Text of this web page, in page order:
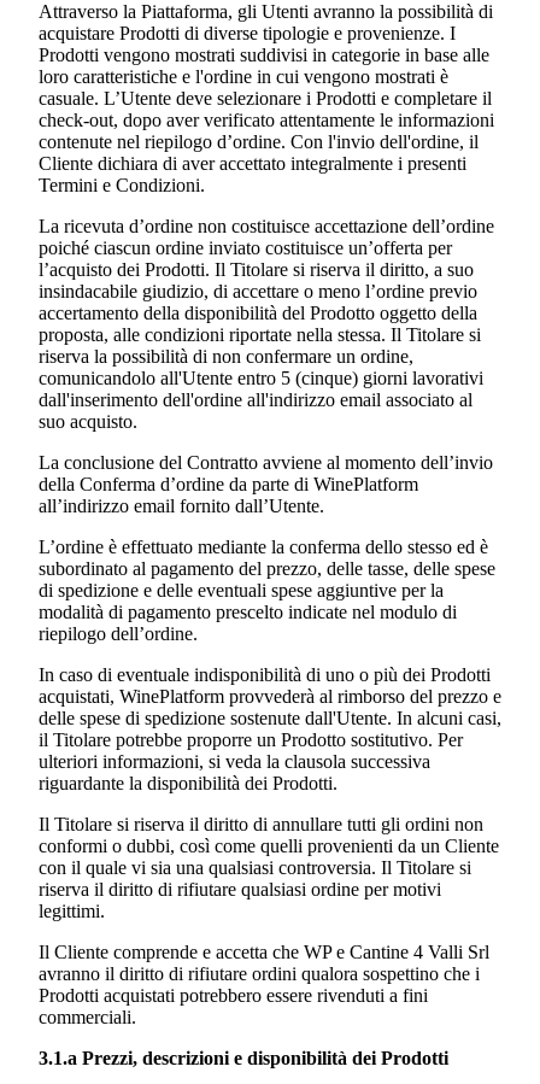
Attraverso la Piattaforma, gli Utenti avranno la possibilità di
acquistare Prodotti di diverse tipologie e provenienze. I
Prodotti vengono mostrati suddivisi in categorie in base alle
loro caratteristiche e l'ordine in cui vengono mostrati è
casuale. L’Utente deve selezionare i Prodotti e completare il
check-out, dopo aver verificato attentamente le informazioni
contenute nel riepilogo d’ordine. Con l'invio dell'ordine, il
Cliente dichiara di aver accettato integralmente i presenti
Termini e Condizioni.
La ricevuta d’ordine non costituisce accettazione dell’ordine
poiché ciascun ordine inviato costituisce un’offerta per
l’acquisto dei Prodotti. Il Titolare si riserva il diritto, a suo
insindacabile giudizio, di accettare o meno l’ordine previo
accertamento della disponibilità del Prodotto oggetto della
proposta, alle condizioni riportate nella stessa. Il Titolare si
riserva la possibilità di non confermare un ordine,
comunicandolo all'Utente entro 5 (cinque) giorni lavorativi
dall'inserimento dell'ordine all'indirizzo email associato al
suo acquisto.
La conclusione del Contratto avviene al momento dell’invio
della Conferma d’ordine da parte di WinePlatform
all’indirizzo email fornito dall’Utente.
L’ordine è effettuato mediante la conferma dello stesso ed è
subordinato al pagamento del prezzo, delle tasse, delle spese
di spedizione e delle eventuali spese aggiuntive per la
modalità di pagamento prescelto indicate nel modulo di
riepilogo dell’ordine.
In caso di eventuale indisponibilità di uno o più dei Prodotti
acquistati, WinePlatform provvederà al rimborso del prezzo e
delle spese di spedizione sostenute dall'Utente. In alcuni casi,
il Titolare potrebbe proporre un Prodotto sostitutivo. Per
ulteriori informazioni, si veda la clausola successiva
riguardante la disponibilità dei Prodotti.
Il Titolare si riserva il diritto di annullare tutti gli ordini non
conformi o dubbi, così come quelli provenienti da un Cliente
con il quale vi sia una qualsiasi controversia. Il Titolare si
riserva il diritto di rifiutare qualsiasi ordine per motivi
legittimi.
Il Cliente comprende e accetta che WP e Cantine 4 Valli Srl
avranno il diritto di rifiutare ordini qualora sospettino che i
Prodotti acquistati potrebbero essere rivenduti a fini
commerciali.
3.1.a Prezzi, descrizioni e disponibilità dei Prodotti